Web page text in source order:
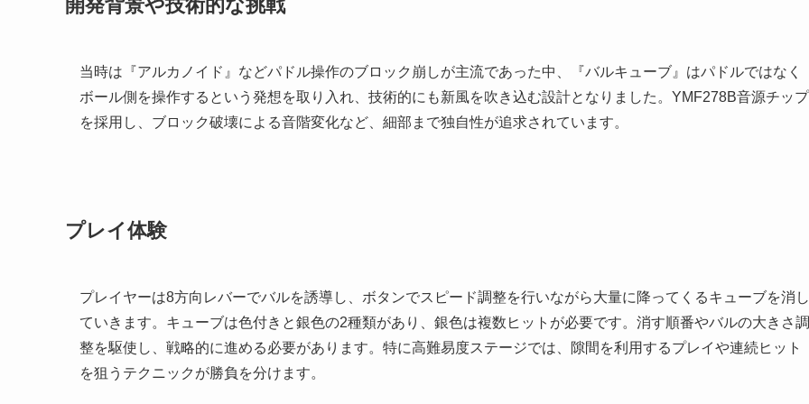
開発背景や技術的な挑戦
当時は『アルカノイド』などパドル操作のブロック崩しが主流であった中、『バルキューブ』はパドルではなく
ボール側を操作するという発想を取り入れ、技術的にも新風を吹き込む設計となりました。YMF278B音源チップ
を採用し、ブロック破壊による音階変化など、細部まで独自性が追求されています。
プレイ体験
プレイヤーは8方向レバーでバルを誘導し、ボタンでスピード調整を行いながら大量に降ってくるキューブを消し
ていきます。キューブは色付きと銀色の2種類があり、銀色は複数ヒットが必要です。消す順番やバルの大きさ調
整を駆使し、戦略的に進める必要があります。特に高難易度ステージでは、隙間を利用するプレイや連続ヒット
を狙うテクニックが勝負を分けます。